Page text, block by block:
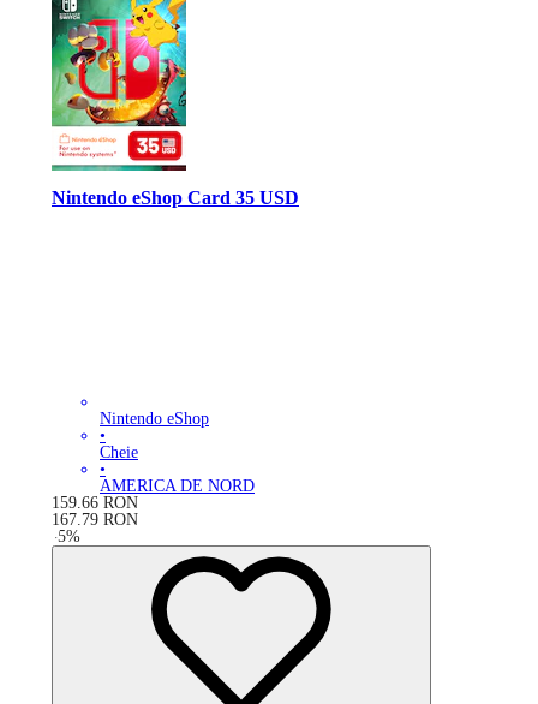
Nintendo eShop Card 35 USD
Nintendo eShop
•
Cheie
•
AMERICA DE NORD
159.66 RON
167.79 RON
-5%